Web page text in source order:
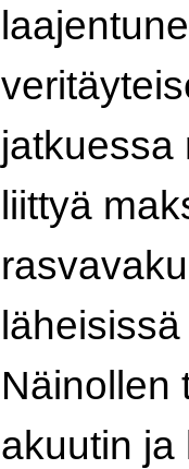
jatkuessa
liittyä
Näinollen
akuutin ja